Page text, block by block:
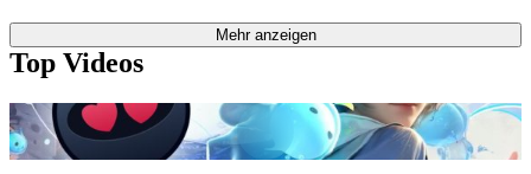
Mehr anzeigen
Top Videos